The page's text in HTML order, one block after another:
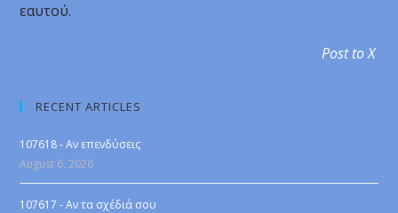
εαυτού.
Post to X
RECENT ARTICLES
107618 - Αν επενδύσεις
August 6, 2026
107617 - Αν τα σχέδιά σου